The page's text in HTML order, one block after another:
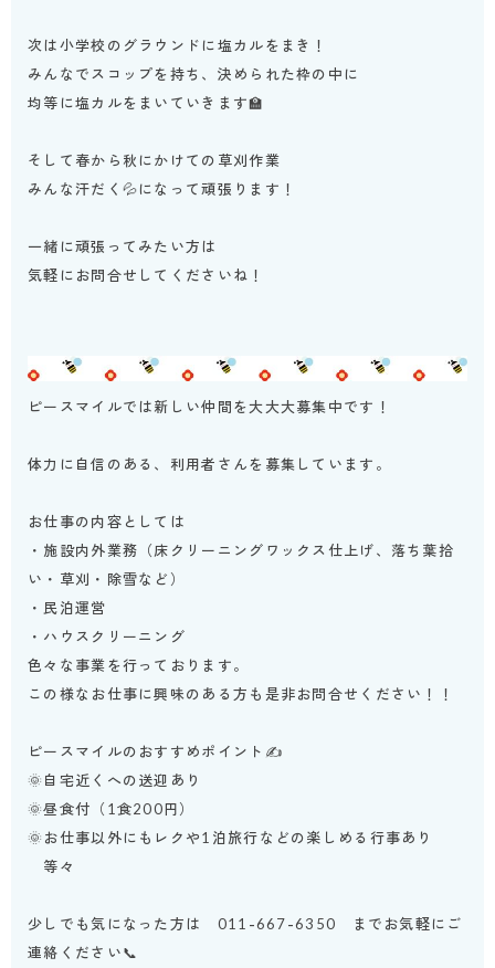
次は小学校のグラウンドに塩カルをまき！
みんなでスコップを持ち、決められた枠の中に
均等に塩カルをまいていきます🏫
そして春から秋にかけての草刈作業
みんな汗だく💦になって頑張ります！
一緒に頑張ってみたい方は
気軽にお問合せしてくださいね！
ピースマイルでは新しい仲間を大大大募集中です！
体力に自信のある、利用者さんを募集しています。
お仕事の内容としては
・施設内外業務（床クリーニングワックス仕上げ、落ち葉拾
い・草刈・除雪など）
・民泊運営
・ハウスクリーニング
色々な事業を行っております。
この様なお仕事に興味のある方も是非お問合せください！！
ピースマイルのおすすめポイント✍
🌞自宅近くへの送迎あり
🌞昼食付（1食200円）
🌞お仕事以外にもレクや1泊旅行などの楽しめる行事あり
等々
少しでも気になった方は 011-667-6350 までお気軽にご
連絡ください📞